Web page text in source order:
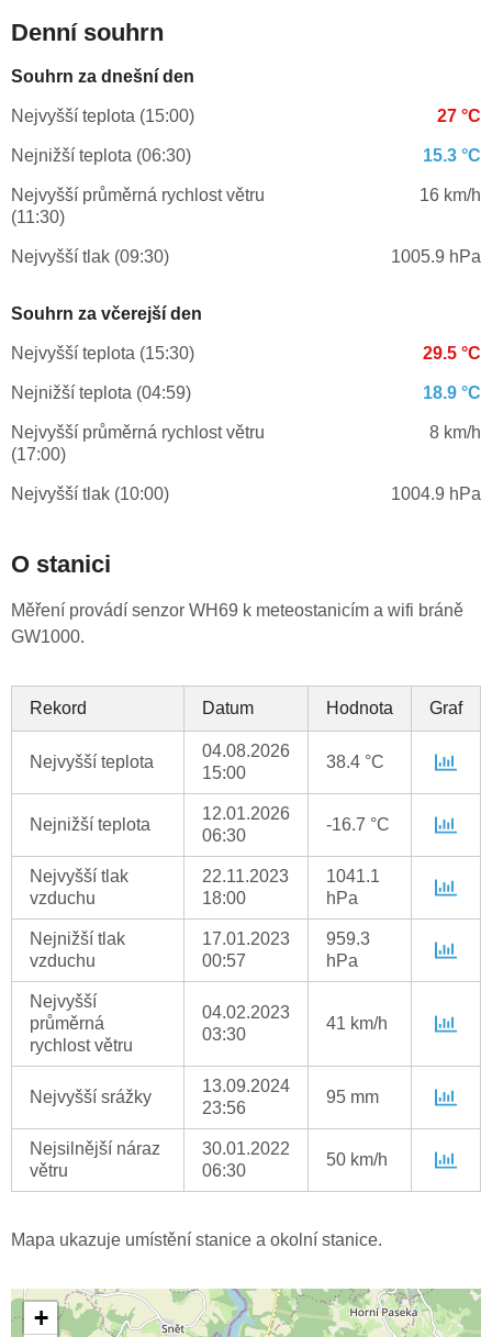
Denní souhrn
Souhrn za dnešní den
Nejvyšší teplota (15:00) 27 °C
Nejnižší teplota (06:30) 15.3 °C
Nejvyšší průměrná rychlost větru
(11:30)
16 km/h
Nejvyšší tlak (09:30) 1005.9 hPa
Souhrn za včerejší den
Nejvyšší teplota (15:30) 29.5 °C
Nejnižší teplota (04:59) 18.9 °C
Nejvyšší průměrná rychlost větru
(17:00)
8 km/h
Nejvyšší tlak (10:00) 1004.9 hPa
O stanici
Měření provádí senzor WH69 k meteostanicím a wifi bráně
GW1000.
Rekord Datum Hodnota Graf
Nejvyšší teplota
04.08.2026
15:00
38.4 °C
Nejnižší teplota
12.01.2026
06:30
-16.7 °C
Nejvyšší tlak
vzduchu
22.11.2023
18:00
1041.1
hPa
Nejnižší tlak
vzduchu
17.01.2023
00:57
959.3
hPa
Nejvyšší
průměrná
rychlost větru
04.02.2023
03:30
41 km/h
Nejvyšší srážky
13.09.2024
23:56
95 mm
Nejsilnější náraz
větru
30.01.2022
06:30
50 km/h
Mapa ukazuje umístění stanice a okolní stanice.
+